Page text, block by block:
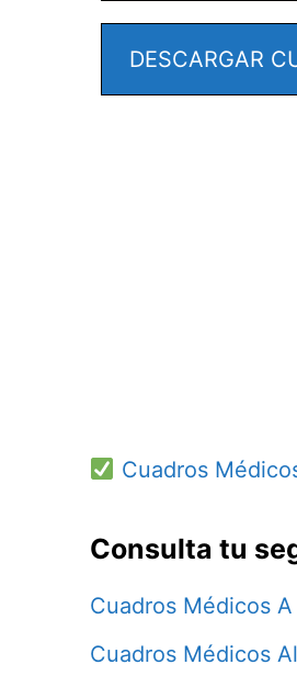
DESCARGAR
Cuadros
Consulta tu
Cuadros Médicos
Cuadros Médicos